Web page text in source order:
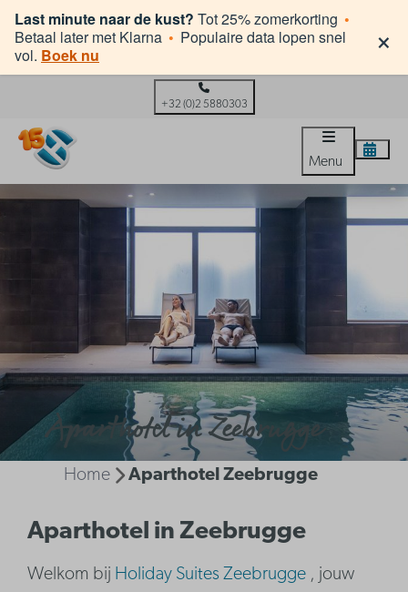
Last minute naar de kust? Tot 25% zomerkorting •
Betaal later met Klarna • Populaire data lopen snel
vol. Boek nu ×
+32 (0)2 5880303
Menu
Aparthotel in Zeebrugge
Home Aparthotel Zeebrugge
Aparthotel in Zeebrugge
Welkom bij Holiday Suites Zeebrugge , jouw